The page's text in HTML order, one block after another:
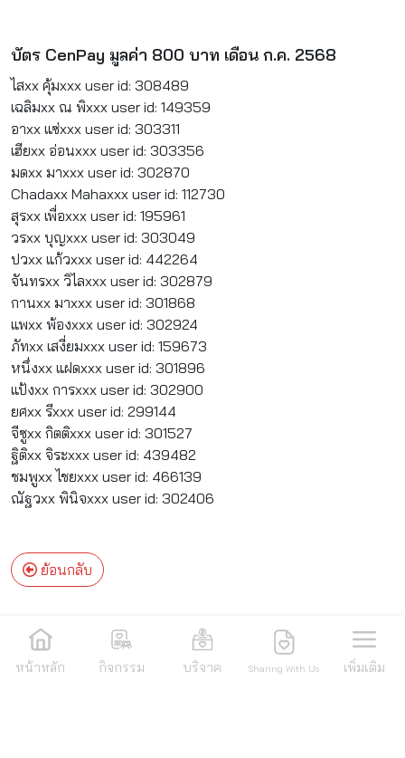
บัตร CenPay มูลค่า 800 บาท เดือน ก.ค. 2568
ไสxx คุ้มxxx user id: 308489
เฉลิมxx ณ พิxxx user id: 149359
อาxx แซ่xxx user id: 303311
เฮียxx อ่อนxxx user id: 303356
มดxx มาxxx user id: 302870
Chadaxx Mahaxxx user id: 112730
สุรxx เพื่อxxx user id: 195961
วรxx บุญxxx user id: 303049
ปวxx แก้วxxx user id: 442264
จันทรxx วิไลxxx user id: 302879
กานxx มาxxx user id: 301868
แพxx พ้องxxx user id: 302924
ภัทxx เสงี่ยมxxx user id: 159673
หนึ่งxx แฝดxxx user id: 301896
แป้งxx การxxx user id: 302900
ยศxx รีxxx user id: 299144
จีซูxx กิตติxxx user id: 301527
ฐิติxx จิระxxx user id: 439482
ชมพูxx ไชยxxx user id: 466139
ณัฐวxx พินิจxxx user id: 302406
ย้อนกลับ
หน้าหลัก กิจกรรม บริจาค Sharing With Us เพิ่มเติม